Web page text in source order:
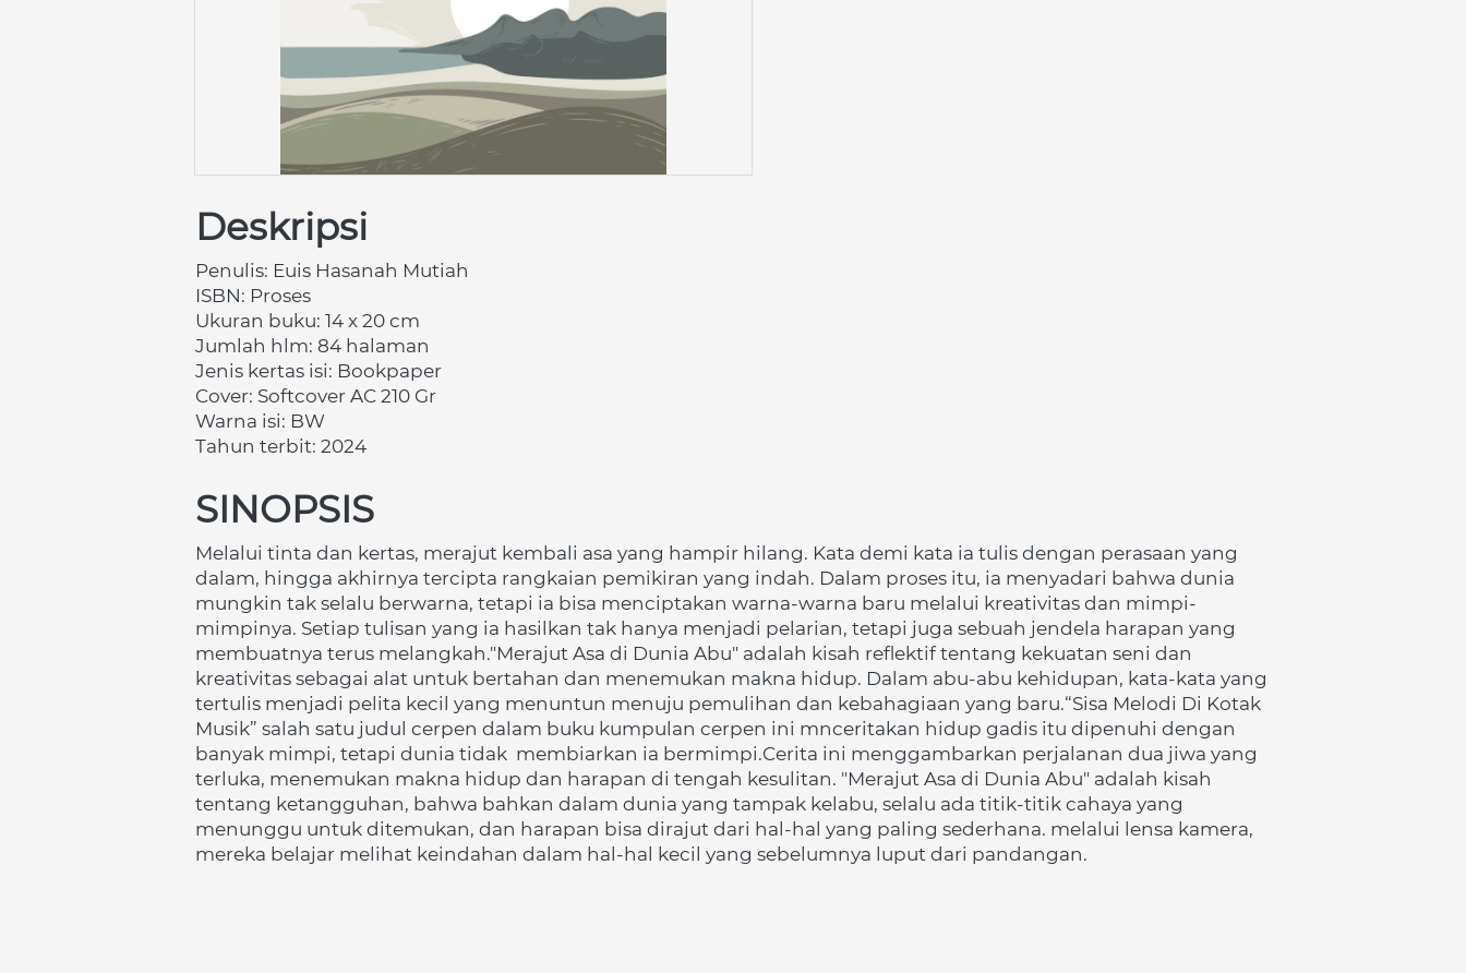
Deskripsi
Penulis: Euis Hasanah Mutiah
ISBN: Proses
Ukuran buku: 14 x 20 cm
Jumlah hlm: 84 halaman
Jenis kertas isi: Bookpaper
Cover: Softcover AC 210 Gr
Warna isi: BW
Tahun terbit: 2024
SINOPSIS
Melalui tinta dan kertas, merajut kembali asa yang hampir hilang. Kata demi kata ia tulis dengan perasaan yang
dalam, hingga akhirnya tercipta rangkaian pemikiran yang indah. Dalam proses itu, ia menyadari bahwa dunia
mungkin tak selalu berwarna, tetapi ia bisa menciptakan warna-warna baru melalui kreativitas dan mimpi-
mimpinya. Setiap tulisan yang ia hasilkan tak hanya menjadi pelarian, tetapi juga sebuah jendela harapan yang
membuatnya terus melangkah."Merajut Asa di Dunia Abu" adalah kisah reflektif tentang kekuatan seni dan
kreativitas sebagai alat untuk bertahan dan menemukan makna hidup. Dalam abu-abu kehidupan, kata-kata yang
tertulis menjadi pelita kecil yang menuntun menuju pemulihan dan kebahagiaan yang baru.“Sisa Melodi Di Kotak
Musik” salah satu judul cerpen dalam buku kumpulan cerpen ini mnceritakan hidup gadis itu dipenuhi dengan
banyak mimpi, tetapi dunia tidak  membiarkan ia bermimpi.Cerita ini menggambarkan perjalanan dua jiwa yang
terluka, menemukan makna hidup dan harapan di tengah kesulitan. "Merajut Asa di Dunia Abu" adalah kisah
tentang ketangguhan, bahwa bahkan dalam dunia yang tampak kelabu, selalu ada titik-titik cahaya yang
menunggu untuk ditemukan, dan harapan bisa dirajut dari hal-hal yang paling sederhana. melalui lensa kamera,
mereka belajar melihat keindahan dalam hal-hal kecil yang sebelumnya luput dari pandangan.